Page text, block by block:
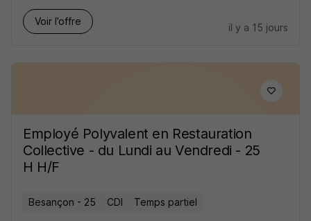
Voir l’offre
il y a 15 jours
Employé Polyvalent en Restauration
Collective - du Lundi au Vendredi - 25
H H/F
Besançon - 25 CDI Temps partiel